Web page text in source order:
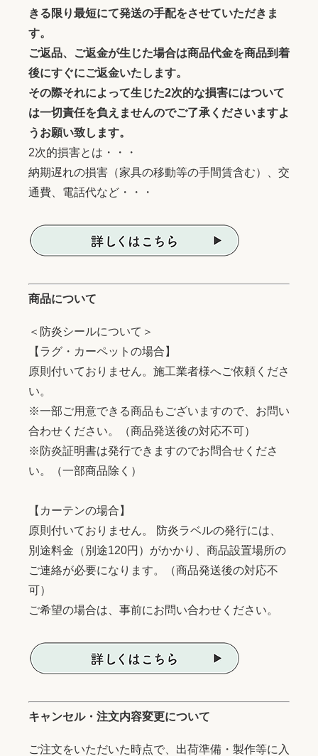
きる限り最短にて発送の手配をさせていただきま
す。
ご返品、ご返金が生じた場合は商品代金を商品到着
後にすぐにご返金いたします。
その際それによって生じた2次的な損害にはついて
は一切責任を負えませんのでご了承くださいますよ
うお願い致します。
2次的損害とは・・・
納期遅れの損害（家具の移動等の手間賃含む）、交
通費、電話代など・・・
商品について
＜防炎シールについて＞
【ラグ・カーペットの場合】
原則付いておりません。施工業者様へご依頼くださ
い。
※一部ご用意できる商品もございますので、お問い
合わせください。（商品発送後の対応不可）
※防炎証明書は発行できますのでお問合せくださ
い。（一部商品除く）
【カーテンの場合】
原則付いておりません。 防炎ラベルの発行には、
別途料金（別途120円）がかかり、商品設置場所の
ご連絡が必要になります。（商品発送後の対応不
可）
ご希望の場合は、事前にお問い合わせください。
キャンセル・注文内容変更について
ご注文をいただいた時点で、出荷準備・製作等に入